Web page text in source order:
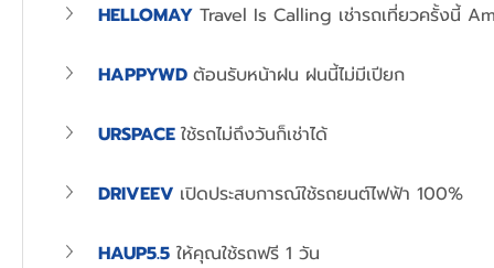
HELLOMAY Travel Is Calling เช่ารถเที่ยวครั้งนี้
HAPPYWD ต้อนรับหน้าฝน ฝนนี้ไม่มีเปียก
URSPACE ใช้รถไม่ถึงวันก็เช่าได้
DRIVEEV เปิดประสบการณ์ใช้รถยนต์ไฟฟ้า 100%
HAUP5.5 ให้คุณใช้รถฟรี 1 วัน